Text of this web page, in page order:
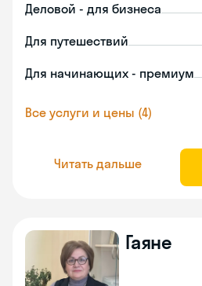
Деловой - для бизнеса
Для путешествий
Для начинающих - премиум
Все услуги и цены (4)
Читать дальше
Гаяне